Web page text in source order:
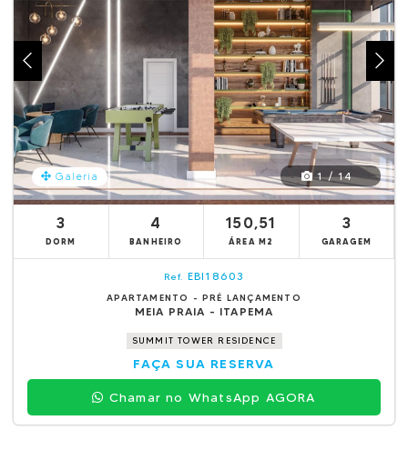
Galeria 1 / 14
3
DORM
4
BANHEIRO
150,51
ÁREA M2
3
GARAGEM
Ref. EBI18603
APARTAMENTO - PRÉ LANÇAMENTO
MEIA PRAIA - ITAPEMA
SUMMIT TOWER RESIDENCE
FAÇA SUA RESERVA
Chamar no WhatsApp AGORA